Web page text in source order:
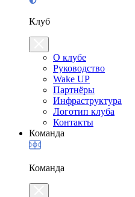
Клуб
О клубе
Руководство
Wake UP
Партнёры
Инфраструктура
Логотип клуба
Контакты
Команда
Команда